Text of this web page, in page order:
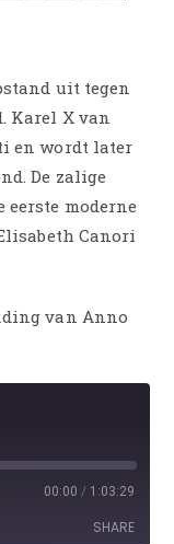
uit tegen
Karel X van
en wordt later
De zalige
moderne
Canori
van Anno
00:00 / 1:03:29
SHARE